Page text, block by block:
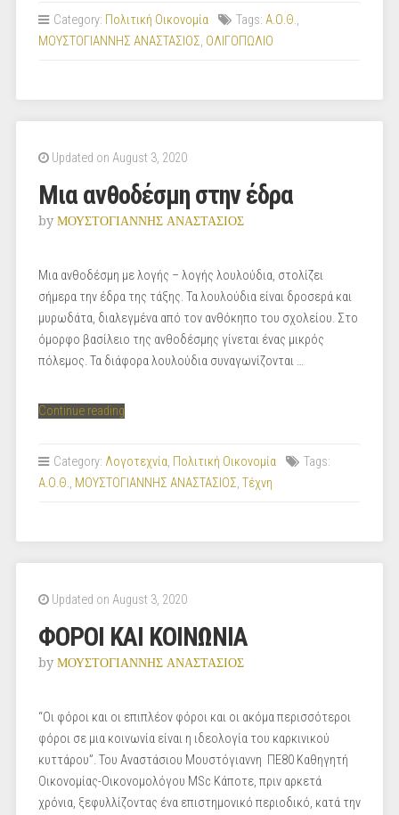
Αγορά”
Category: Πολιτική Οικονομία Tags: Α.Ο.Θ.,
ΜΟΥΣΤΟΓΙΑΝΝΗΣ ΑΝΑΣΤΑΣΙΟΣ, ΟΛΙΓΟΠΩΛΙΟ
Updated on August 3, 2020
Μια ανθοδέσμη στην έδρα
by ΜΟΥΣΤΟΓΙΑΝΝΗΣ ΑΝΑΣΤΑΣΙΟΣ
Μια ανθοδέσμη με λογής – λογής λουλούδια, στολίζει
σήμερα την έδρα της τάξης. Τα λουλούδια είναι δροσερά και
μυρωδάτα, διαλεγμένα από τον ανθόκηπο του σχολείου. Στο
όμορφο βασίλειο της ανθοδέσμης γίνεται ένας μικρός
πόλεμος. Τα διάφορα λουλούδια συναγωνίζονται …
Continue reading“Μια
έδρα”
Category: Λογοτεχνία, Πολιτική Οικονομία
Tags:
Α.Ο.Θ., ΜΟΥΣΤΟΓΙΑΝΝΗΣ ΑΝΑΣΤΑΣΙΟΣ, Τέχνη
Updated on August 3, 2020
ΦΟΡΟΙ ΚΑΙ ΚΟΙΝΩΝΙΑ
by ΜΟΥΣΤΟΓΙΑΝΝΗΣ ΑΝΑΣΤΑΣΙΟΣ
“Οι φόροι και οι επιπλέον φόροι και οι ακόμα περισσότεροι
φόροι σε μια κοινωνία είναι η ιδεολογία του καρκινικού
κυττάρου”. Του Αναστάσιου Μουστόγιαννη ΠΕ80 Καθηγητή
Οικονομίας-Οικονομολόγου MSc Κάποτε, πριν αρκετά
χρόνια, ξεφυλλίζοντας ένα επιστημονικό περιοδικό, κατά την